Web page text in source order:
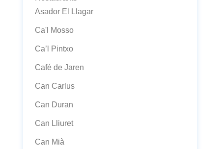
Asador El Llagar
Ca'l Mosso
Ca’l Pintxo
Café de Jaren
Can Carlus
Can Duran
Can Lliuret
Can Mià